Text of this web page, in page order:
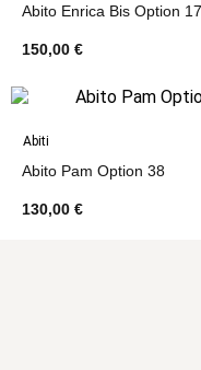
Abito Enrica Bis Option 17
150,00 €
Abiti
Abito Pam Option 38
130,00 €